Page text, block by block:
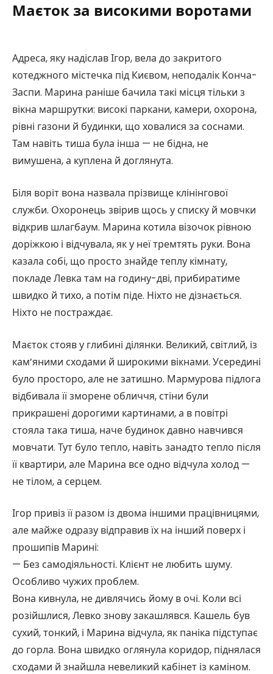
Маєток за високими воротами
Адреса, яку надіслав Ігор, вела до закритого
котеджного містечка під Києвом, неподалік Конча-
Заспи. Марина раніше бачила такі місця тільки з
вікна маршрутки: високі паркани, камери, охорона,
рівні газони й будинки, що ховалися за соснами.
Там навіть тиша була інша — не бідна, не
вимушена, а куплена й доглянута.
Біля воріт вона назвала прізвище клінінгової
служби. Охоронець звірив щось у списку й мовчки
відкрив шлагбаум. Марина котила візочок рівною
доріжкою і відчувала, як у неї тремтять руки. Вона
казала собі, що просто знайде теплу кімнату,
покладе Левка там на годину-дві, прибиратиме
швидко й тихо, а потім піде. Ніхто не дізнається.
Ніхто не постраждає.
Маєток стояв у глибині ділянки. Великий, світлий, із
кам’яними сходами й широкими вікнами. Усередині
було просторо, але не затишно. Мармурова підлога
відбивала її зморене обличчя, стіни були
прикрашені дорогими картинами, а в повітрі
стояла така тиша, наче будинок давно навчився
мовчати. Тут було тепло, навіть занадто тепло після
її квартири, але Марина все одно відчула холод —
не тілом, а серцем.
Ігор привіз її разом із двома іншими працівницями,
але майже одразу відправив їх на інший поверх і
прошипів Марині:
— Без самодіяльності. Клієнт не любить шуму.
Особливо чужих проблем.
Вона кивнула, не дивлячись йому в очі. Коли всі
розійшлися, Левко знову закашлявся. Кашель був
сухий, тонкий, і Марина відчула, як паніка підступає
до горла. Вона швидко оглянула коридор, піднялася
сходами й знайшла невеликий кабінет із каміном.